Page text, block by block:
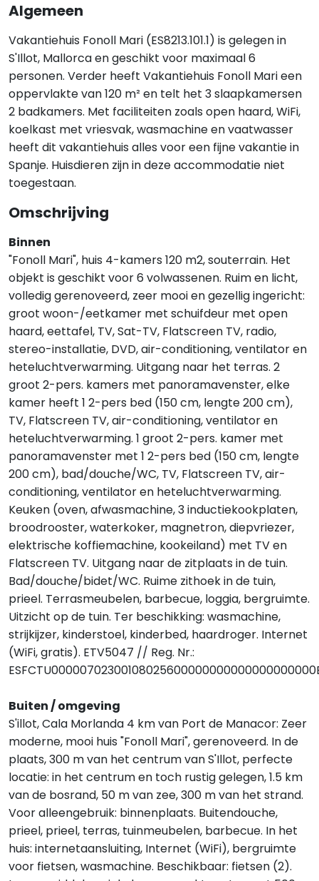
Algemeen
Vakantiehuis Fonoll Mari (ES8213.101.1) is gelegen in
S'Illot, Mallorca en geschikt voor maximaal 6
personen. Verder heeft Vakantiehuis Fonoll Mari een
oppervlakte van 120 m² en telt het 3 slaapkamersen
2 badkamers. Met faciliteiten zoals open haard, WiFi,
koelkast met vriesvak, wasmachine en vaatwasser
heeft dit vakantiehuis alles voor een fijne vakantie in
Spanje. Huisdieren zijn in deze accommodatie niet
toegestaan.
Omschrijving
Binnen
"Fonoll Mari", huis 4-kamers 120 m2, souterrain. Het
objekt is geschikt voor 6 volwassenen. Ruim en licht,
volledig gerenoveerd, zeer mooi en gezellig ingericht:
groot woon-/eetkamer met schuifdeur met open
haard, eettafel, TV, Sat-TV, Flatscreen TV, radio,
stereo-installatie, DVD, air-conditioning, ventilator en
heteluchtverwarming. Uitgang naar het terras. 2
groot 2-pers. kamers met panoramavenster, elke
kamer heeft 1 2-pers bed (150 cm, lengte 200 cm),
TV, Flatscreen TV, air-conditioning, ventilator en
heteluchtverwarming. 1 groot 2-pers. kamer met
panoramavenster met 1 2-pers bed (150 cm, lengte
200 cm), bad/douche/WC, TV, Flatscreen TV, air-
conditioning, ventilator en heteluchtverwarming.
Keuken (oven, afwasmachine, 3 inductiekookplaten,
broodrooster, waterkoker, magnetron, diepvriezer,
elektrische koffiemachine, kookeiland) met TV en
Flatscreen TV. Uitgang naar de zitplaats in de tuin.
Bad/douche/bidet/WC. Ruime zithoek in de tuin,
prieel. Terrasmeubelen, barbecue, loggia, bergruimte.
Uitzicht op de tuin. Ter beschikking: wasmachine,
strijkijzer, kinderstoel, kinderbed, haardroger. Internet
(WiFi, gratis). ETV5047 // Reg. Nr.:
Buiten / omgeving
S'illot, Cala Morlanda 4 km van Port de Manacor: Zeer
moderne, mooi huis "Fonoll Mari", gerenoveerd. In de
plaats, 300 m van het centrum van S'Illot, perfecte
locatie: in het centrum en toch rustig gelegen, 1.5 km
van de bosrand, 50 m van zee, 300 m van het strand.
Voor alleengebruik: binnenplaats. Buitendouche,
prieel, prieel, terras, tuinmeubelen, barbecue. In het
huis: internetaansluiting, Internet (WiFi), bergruimte
voor fietsen, wasmachine. Beschikbaar: fietsen (2).